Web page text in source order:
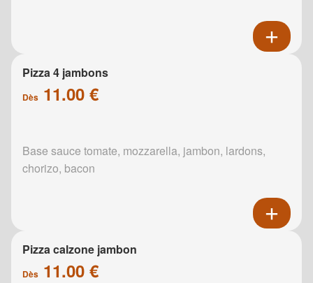
Pizza 4 jambons
Dès 11.00 €
Base sauce tomate, mozzarella, jambon, lardons,
chorizo, bacon
Pizza calzone jambon
Dès 11.00 €